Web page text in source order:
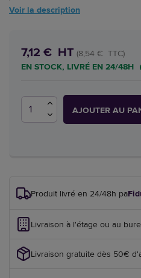
Voir la description
7,12 € HT (8,54 € TTC)
EN STOCK, LIVRÉ EN 24/48H
AJOUTER AU
Produit livré en 24/48h par
Livraison à l'étage ou au
Livraison gratuite dès 50€